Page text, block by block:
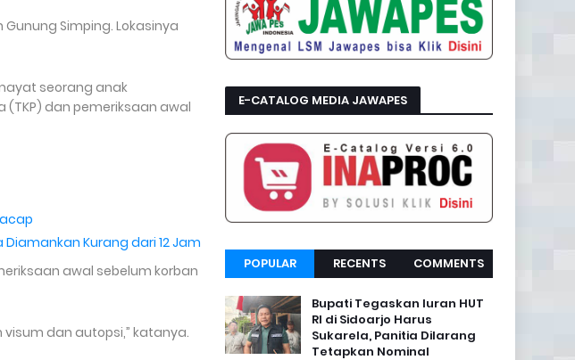
Simping. Lokasinya
seorang anak
dan pemeriksaan awal
Kurang dari 12 Jam
awal sebelum korban
visum dan autopsi,” katanya.
E-CATALOG MEDIA JAWAPES
POPULAR RECENTS COMMENTS
Bupati Tegaskan Iuran HUT
RI di Sidoarjo Harus
Sukarela, Panitia Dilarang
Tetapkan Nominal